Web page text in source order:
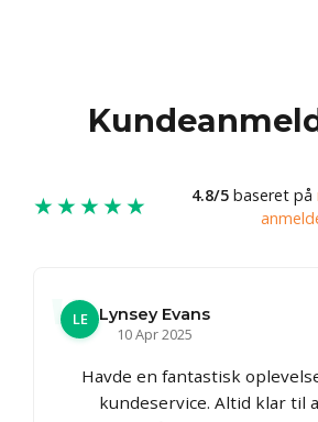
★★★★★ 4.8/5 baseret på
LE
Lynsey Evans
10 Apr 2025
Havde en fantastisk
kundeservice. Altid klar til